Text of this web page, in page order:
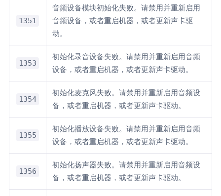
1351
音频设备模块初始化失败。请禁用并重新启用
音频设备，或者重启机器，或者更新声卡驱
动。
1353
初始化录音设备失败。请禁用并重新启用音频
设备，或者重启机器，或者更新声卡驱动。
1354
初始化麦克风失败。请禁用并重新启用音频设
备，或者重启机器，或者更新声卡驱动。
1355
初始化播放设备失败。请禁用并重新启用音频
设备，或者重启机器，或者更新声卡驱动。
1356
初始化扬声器失败。请禁用并重新启用音频设
备，或者重启机器，或者更新声卡驱动。